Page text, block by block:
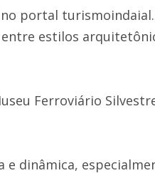
portal
estilos
Ferroviário
dinâmica,